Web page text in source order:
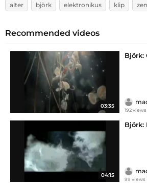
alter
björk elektronikus klip
Recommended videos
03:35
Björk:
192 views
04:15
Björk:
99 views